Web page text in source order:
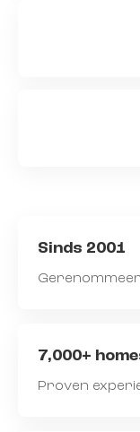
Sinds 2001
7,000+
Proven